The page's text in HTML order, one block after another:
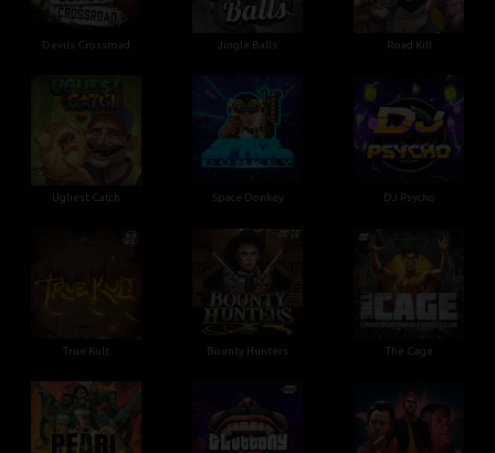
Devils Crossroad Jingle Balls Road Kill
Ugliest Catch Space Donkey DJ Psycho
True Kult Bounty Hunters The Cage